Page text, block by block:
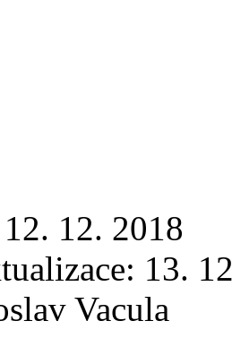
12. 2018
13.
Vacula